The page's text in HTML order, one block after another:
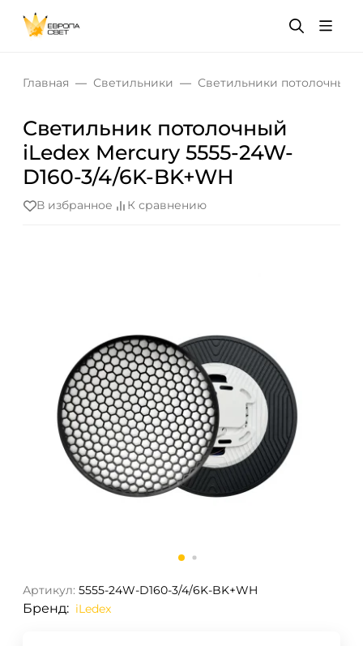
Главная Светильники Светильники потолочные
Светильник потолочный
iLedex Mercury 5555-24W-
D160-3/4/6K-BK+WH
В избранное К сравнению
Артикул: 5555-24W-D160-3/4/6K-BK+WH
Бренд: iLedex